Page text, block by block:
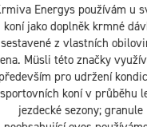
S Energys máme v našem
amerických quarterů
zkušenost už přes dvanáct let.
skvěle vyvážené krmivo,
koně doslova milují. Ve stáji
koně všech věkových
různých stupních zátěže. Od